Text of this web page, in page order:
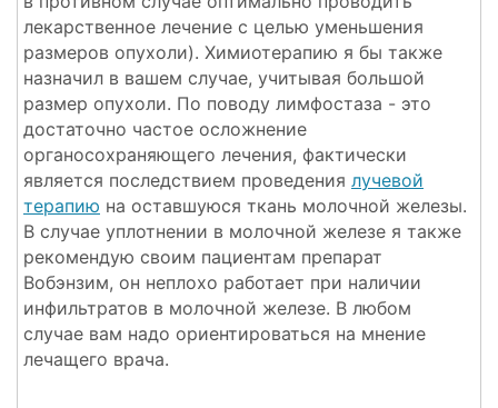
лекарственное лечение с целью уменьшения
размеров опухоли). Химиотерапию я бы также
назначил в вашем случае, учитывая большой
размер опухоли. По поводу лимфостаза - это
достаточно частое осложнение
органосохраняющего лечения, фактически
является последствием проведения лучевой
терапию на оставшуюся ткань молочной железы.
В случае уплотнении в молочной железе я также
рекомендую своим пациентам препарат
Вобэнзим, он неплохо работает при наличии
инфильтратов в молочной железе. В любом
случае вам надо ориентироваться на мнение
лечащего врача.